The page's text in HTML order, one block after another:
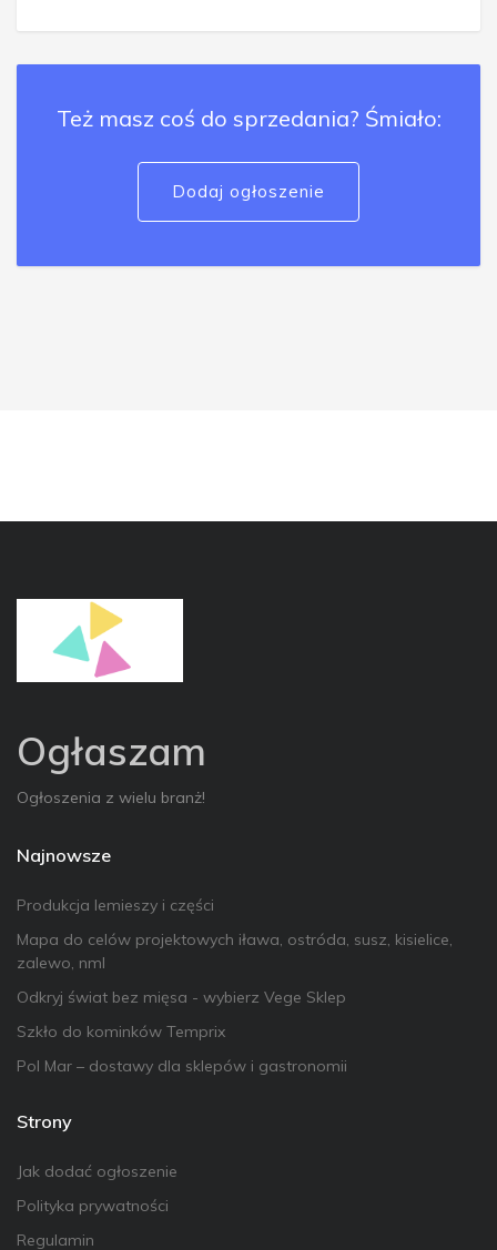
Też masz coś do sprzedania? Śmiało:
Dodaj ogłoszenie
Ogłaszam
Ogłoszenia z wielu branż!
Najnowsze
Produkcja lemieszy i części
Mapa do celów projektowych iława, ostróda, susz, kisielice,
zalewo, nml
Odkryj świat bez mięsa - wybierz Vege Sklep
Szkło do kominków Temprix
Pol Mar – dostawy dla sklepów i gastronomii
Strony
Jak dodać ogłoszenie
Polityka prywatności
Regulamin